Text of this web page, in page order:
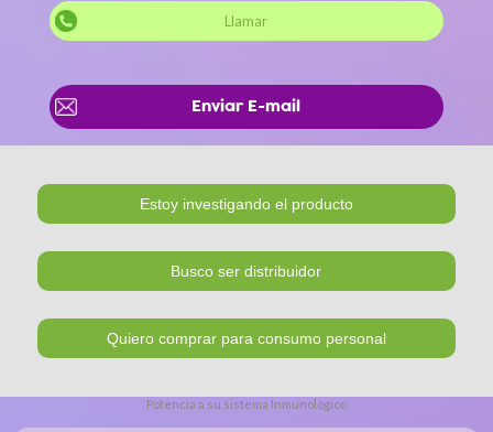
Llamar
Enviar E-mail
Potencia a su sistema Inmunológico